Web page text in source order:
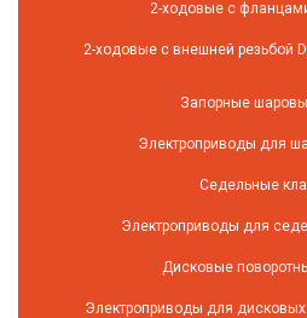
2-ходовые с
2-ходовые с внешней резьбой
Запорные
Электроприводы для
Седельные
Электроприводы для
Дисковые
Электроприводы для дисковых